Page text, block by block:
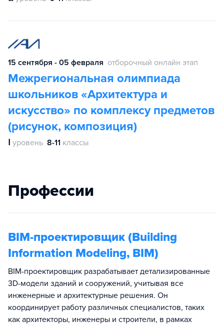
15 сентября - 05 февраля отборочный онлайн этап
Межрегиональная олимпиада
школьников «Архитектура и
искусство» по комплексу предметов
(рисунок, композиция)
Ⅰ уровень 8-11 классы
Профессии
BIM-проектировщик (Building
Information Modeling, BIM)
BIM-проектировщик разрабатывает детализированные
3D-модели зданий и сооружений, учитывая все
инженерные и архитектурные решения. Он
координирует работу различных специалистов, таких
как архитекторы, инженеры и строители, в рамках